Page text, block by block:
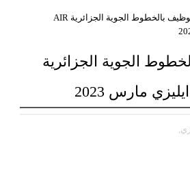
اعلان توظيف بالخطوط الجوية الجزائرية AIR
الجوية الجزائرية